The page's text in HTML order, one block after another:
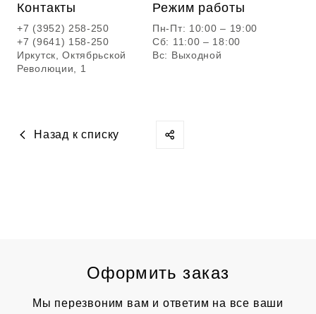
Контакты
+7 (3952) 258-250
+7 (9641) 158-250
Иркутск, Октябрьской
Революции, 1
Режим работы
Пн-Пт: 10:00 – 19:00
Сб: 11:00 – 18:00
Вс: Выходной
Назад к списку
Оформить заказ
Мы перезвоним вам и ответим на все ваши